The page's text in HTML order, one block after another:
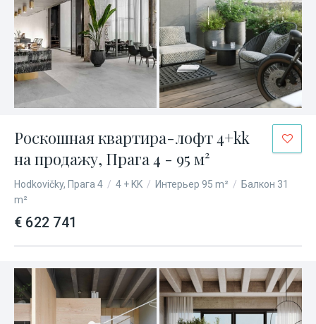
Роскошная квартира-лофт 4+kk
на продажу, Прага 4 - 95 м²
Hodkovičky, Прага 4 / 4 + KK / Интерьер 95 m² / Балкон 31
m²
€ 622 741